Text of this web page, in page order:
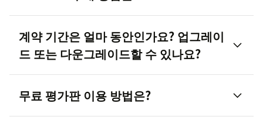
서비스 카탈로그
자산 관리
승인
헬프 센터
AI 상담사가 일반적인 직원 요청을 해결
상담사 워크스페이스에서 생성형 답변을 제공하여
상담사의 빠르고 일관된 답변을 지원
문제 해결 리포팅으로 시간 경과에 따른 영향과 결과
온라인 구매:빠른 시작을 원하는 개인과 팀에 적합
합니다. 일반적으로 신용카드로 결제합니다.
기업 플랜에 적합합니다. 일반적으로 Zendesk 영업
계약 기간은 얼마 동안인가요? 업그레이
드 또는 다운그레이드할 수 있나요?
무료 평가판 이용 방법은?